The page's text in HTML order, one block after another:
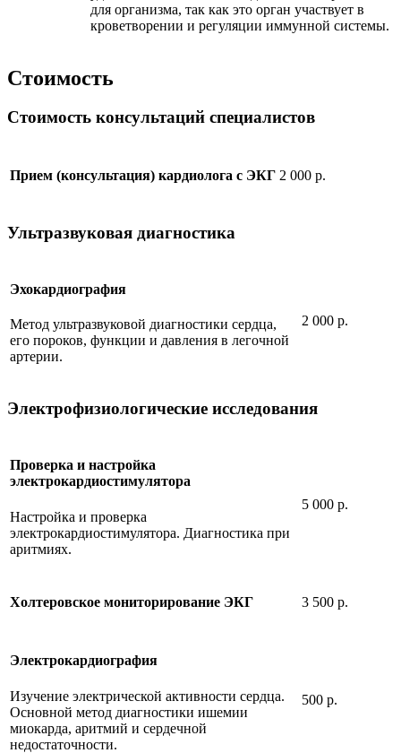
для организма, так как это орган участвует в
кроветворении и регуляции иммунной системы.
Стоимость
Стоимость консультаций специалистов
Прием (консультация) кардиолога с ЭКГ 2 000 р.
Ультразвуковая диагностика
Эхокардиография
Метод ультразвуковой диагностики сердца,
его пороков, функции и давления в легочной
артерии.
2 000 р.
Электрофизиологические исследования
Проверка и настройка
электрокардиостимулятора
Настройка и проверка
электрокардиостимулятора. Диагностика при
аритмиях.
5 000 р.
Холтеровское мониторирование ЭКГ 3 500 р.
Электрокардиография
Изучение электрической активности сердца.
Основной метод диагностики ишемии
миокарда, аритмий и сердечной
недостаточности.
500 р.